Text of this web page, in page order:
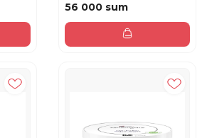
56 000 sum